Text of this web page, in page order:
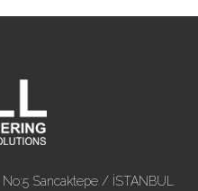
Sancaktepe / İSTANBUL